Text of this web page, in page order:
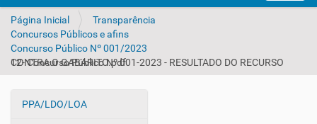
v
Página Inicial
Transparência
Concursos Públicos e afins
Concurso Público Nº 001/2023
12- Concurso Público Nº 001-2023 - RESULTADO DO RECURSO CONTRA O GABARITO.pdf
N
PPA/LDO/LOA